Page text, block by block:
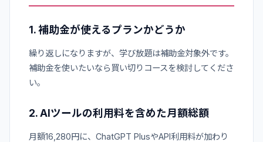
1. 補助金が使えるプランかどうか
繰り返しになりますが、学び放題は補助金対象外です。
補助金を使いたいなら買い切りコースを検討してくださ
い。
2. AIツールの利用料を含めた月額総額
月額16,280円に、ChatGPT PlusやAPI利用料が加わり